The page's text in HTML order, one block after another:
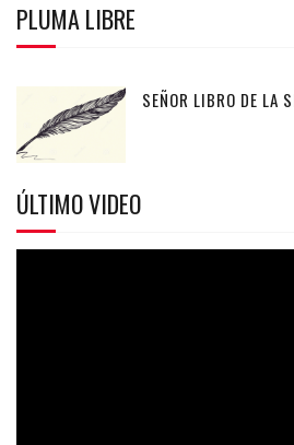
PLUMA LIBRE
SEÑOR LIBRO DE LA
ÚLTIMO VIDEO